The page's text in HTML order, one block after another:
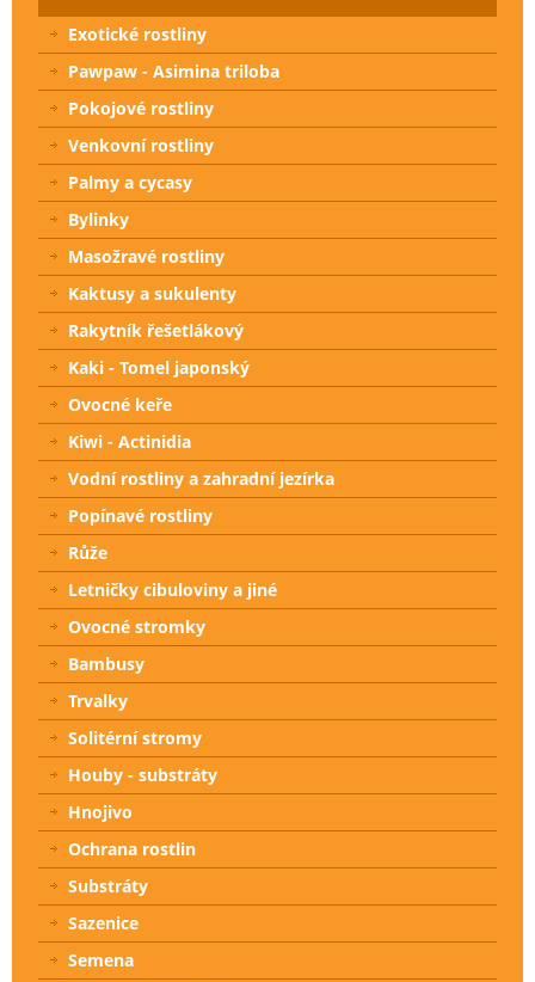
Exotické rostliny
Pawpaw - Asimina triloba
Pokojové rostliny
Venkovní rostliny
Palmy a cycasy
Bylinky
Masožravé rostliny
Kaktusy a sukulenty
Rakytník řešetlákový
Kaki - Tomel japonský
Ovocné keře
Kiwi - Actinidia
Vodní rostliny a zahradní jezírka
Popínavé rostliny
Růže
Letničky cibuloviny a jiné
Ovocné stromky
Bambusy
Trvalky
Solitérní stromy
Houby - substráty
Hnojivo
Ochrana rostlin
Substráty
Sazenice
Semena